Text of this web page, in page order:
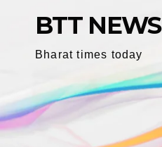
BTT NEWS
Bharat times today